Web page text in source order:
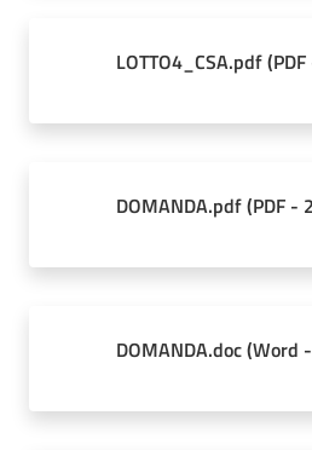
LOTTO4_CSA.pdf(PDF
DOMANDA.pdf(PDF -
DOMANDA.doc(Word -